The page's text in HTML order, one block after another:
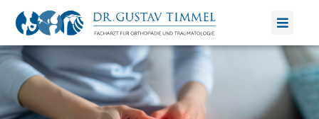
Zum
Inhalt
springen